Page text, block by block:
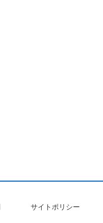
サイトポリシー